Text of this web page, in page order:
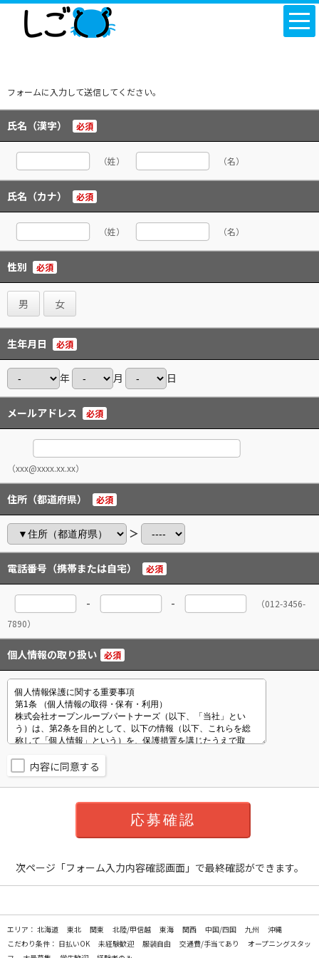
フォームに入力して送信してください。
氏名（漢字） 必須
（姓） （名）
氏名（カナ） 必須
（姓） （名）
性別 必須
男 女
生年月日 必須
年 月 日
メールアドレス 必須
（xxx@xxxx.xx.xx）
住所（都道府県） 必須
＞
電話番号（携帯または自宅） 必須
- -
（012-3456-
7890）
個人情報の取り扱い 必須
内容に同意する
次ページ「フォーム入力内容確認画面」で最終確認ができます。
エリア： 北海道 東北 関東 北陸/甲信越 東海 関西 中国/四国 九州
沖縄
こだわり条件： 日払いOK 未経験歓迎 服装自由 交通費/手当てあり
オープニングスタッ